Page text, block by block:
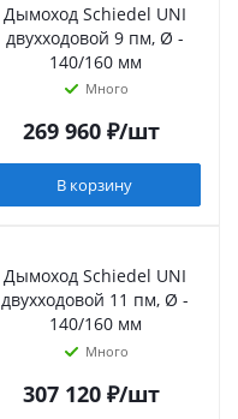
Дымоход Schiedel UNI
двухходовой 9 пм, Ø -
140/160 мм
Много
269 960₽/шт
В корзину
Дымоход Schiedel UNI
двухходовой 11 пм, Ø -
140/160 мм
Много
307 120₽/шт